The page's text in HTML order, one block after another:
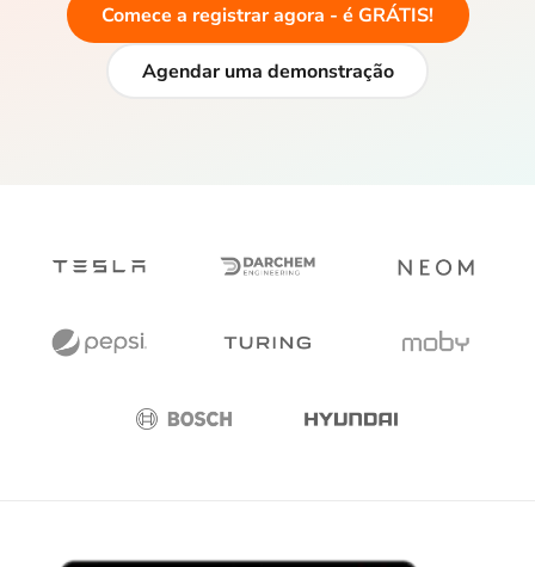
Comece a registrar agora - é GRÁTIS!
Agendar uma demonstração